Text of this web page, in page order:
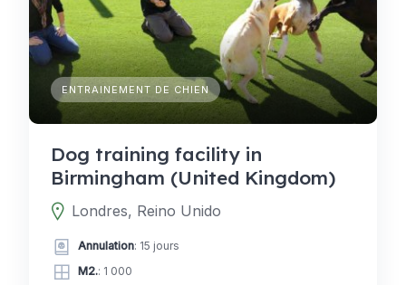
ENTRAINEMENT DE CHIEN
Dog training facility in
Birmingham (United Kingdom)
Londres, Reino Unido
Annulation: 15 jours
M2.: 1 000